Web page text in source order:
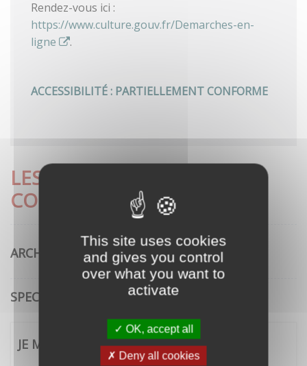
This site uses cookies
and gives you control
over what you want to
activate
OK, accept all
Deny all cookies
Rendez-vous ici :
https://www.culture.gouv.fr/Demarches-en-
ligne
.
ACCESSIBILITÉ : PARTIELLEMENT CONFORME
LES DÉMARCHES LES PLUS
CONSULTÉES
ARCHITECTURE
SPECTACLE VIVANT
JE ME CONNECTE